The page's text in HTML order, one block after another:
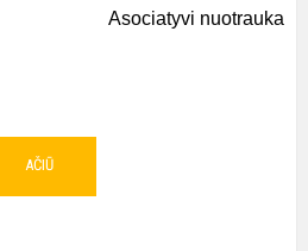
Asociatyvi nuotrauka
AČIŪ